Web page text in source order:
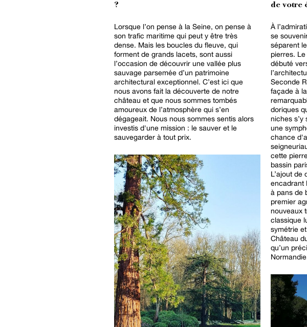
?
Lorsque l’on pense à la Seine, on pense à
son trafic maritime qui peut y être très
dense. Mais les boucles du fleuve, qui
forment de grands lacets, sont aussi
l’occasion de découvrir une vallée plus
sauvage parsemée d’un patrimoine
architectural exceptionnel. C’est ici que
nous avons fait la découverte de notre
château et que nous sommes tombés
amoureux de l’atmosphère qui s’en
dégageait. Nous nous sommes sentis alors
investis d'une mission : le sauver et le
sauvegarder à tout prix.
de votre
À
se
séparent
pierres.
débuté
Seconde
façade à
doriques
niches
une
chance
cette
bassin
L’ajout de
encadrant
à pans de
premier
nouveaux
classique
symétrie
Château
qu’un